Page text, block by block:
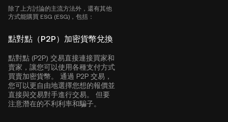
除了上方討論的主流方法外，還有其他
方式能購買 ESG (ESG)，包括：
點對點（P2P）加密貨幣兌換
點對點 (P2P) 交易直接連接買家和
賣家，讓您可以使用各種支付方式
買賣加密貨幣。 通過 P2P 交易，
您可以更自由地選擇您想的報價並
直接與交易對手進行交易。 但要
注意潛在的不利利率和騙子。